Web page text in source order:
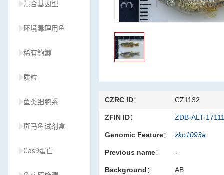
混合基因型
环境毒理用鱼
稀有鮈鲫
质粒
鱼类细胞系
斑马鱼试剂盒
Cas9蛋白
CZRC ID： CZ1132
ZFIN ID： ZDB-ALT-
Genomic Feature： zko1093a
Previous name： --
Background： AB